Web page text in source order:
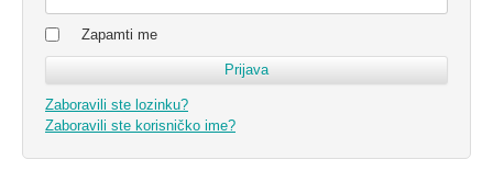
Zapamti me
Zaboravili ste lozinku?
Zaboravili ste korisničko ime?